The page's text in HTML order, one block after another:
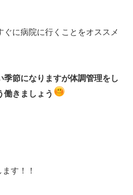
に病院に行くことをオススメ
季節になりますが体調管理をし
働きましょう
す！！